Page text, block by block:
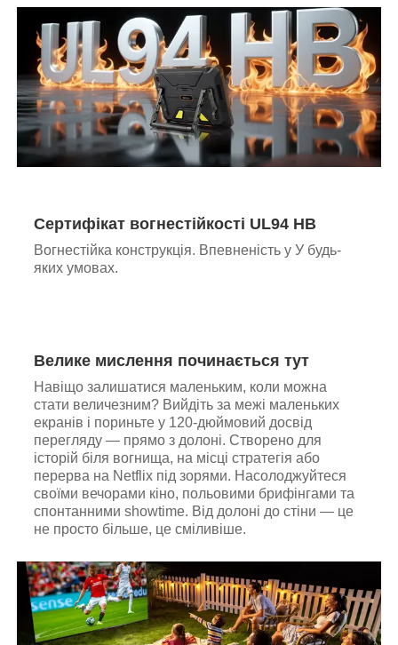
Сертифікат вогнестійкості UL94 HB
Вогнестійка конструкція. Впевненість у У будь-
яких умовах.
Велике мислення починається тут
Навіщо залишатися маленьким, коли можна
стати величезним? Вийдіть за межі маленьких
екранів і пориньте у 120-дюймовий досвід
перегляду — прямо з долоні. Створено для
історій біля вогнища, на місці стратегія або
перерва на Netflix під зорями. Насолоджуйтеся
своїми вечорами кіно, польовими брифінгами та
спонтанними showtime. Від долоні до стіни — це
не просто більше, це сміливіше.